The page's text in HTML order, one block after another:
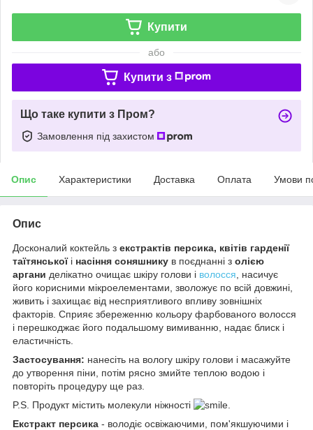
Купити
або
Купити з
Що таке купити з Пром?
Замовлення під захистом
Опис Характеристики Доставка Оплата Умови
Опис
Досконалий коктейль з екстрактів персика, квітів гарденії
таїтянської і насіння соняшнику в поєднанні з олією
аргани делікатно очищає шкіру голови і волосся , насичує
його корисними мікроелементами, зволожує по всій довжині,
живить і захищає від несприятливого впливу зовнішніх
факторів. Сприяє збереженню кольору фарбованого волосся
і перешкоджає його подальшому вимиванню, надає блиск і
еластичність.
Застосування: нанесіть на вологу шкіру голови і масажуйте
до утворення піни, потім рясно змийте теплою водою і
повторіть процедуру ще раз.
P.S. Продукт містить молекули ніжності
Екстракт персика - володіє освіжаючими, пом'якшуючими і